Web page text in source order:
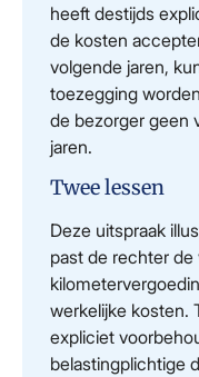
heeft destijds
de kosten
volgende jaren,
toezegging
de bezorger geen
jaren.
Twee lessen
Deze uitspraak
past de rechter
werkelijke kosten.
expliciet
belastingplichtige